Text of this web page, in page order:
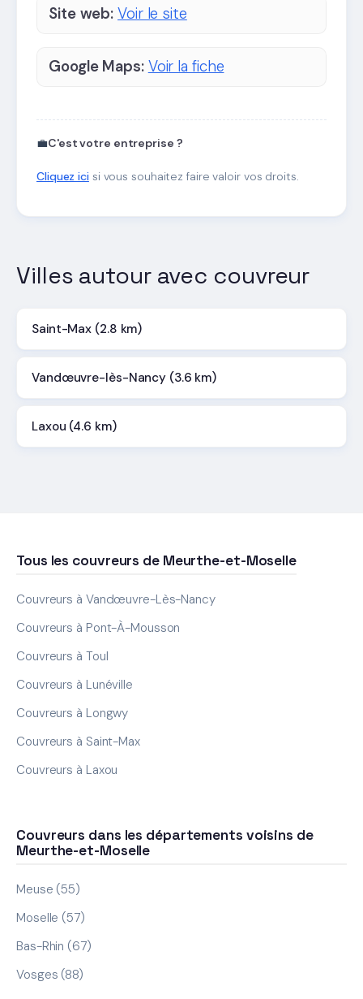
Site web: Voir le site
Google Maps: Voir la fiche
💼C'est votre entreprise ?
Cliquez icisi vous souhaitez faire valoir vos droits.
Villes autour avec couvreur
Saint-Max (2.8 km)
Vandœuvre-lès-Nancy (3.6 km)
Laxou (4.6 km)
Tous les couvreurs de Meurthe-et-Moselle
Couvreurs à Vandœuvre-Lès-Nancy
Couvreurs à Pont-À-Mousson
Couvreurs à Toul
Couvreurs à Lunéville
Couvreurs à Longwy
Couvreurs à Saint-Max
Couvreurs à Laxou
Couvreurs dans les départements voisins de
Meurthe-et-Moselle
Meuse (55)
Moselle (57)
Bas-Rhin (67)
Vosges (88)